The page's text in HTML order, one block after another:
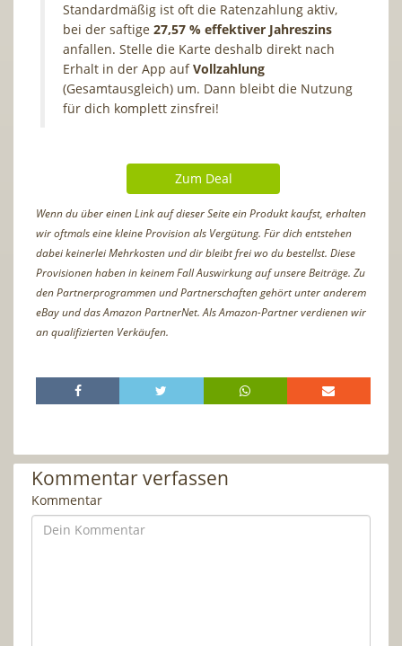
Standardmäßig ist oft die Ratenzahlung aktiv,
bei der saftige 27,57 % effektiver Jahreszins
anfallen. Stelle die Karte deshalb direkt nach
Erhalt in der App aufVollzahlung
(Gesamtausgleich) um. Dann bleibt die Nutzung
für dich komplett zinsfrei!
Zum Deal
Wenn du über einen Link auf dieser Seite ein Produkt kaufst, erhalten
wir oftmals eine kleine Provision als Vergütung. Für dich entstehen
dabei keinerlei Mehrkosten und dir bleibt frei wo du bestellst. Diese
Provisionen haben in keinem Fall Auswirkung auf unsere Beiträge. Zu
den Partnerprogrammen und Partnerschaften gehört unter anderem
eBay und das Amazon PartnerNet. Als Amazon-Partner verdienen wir
an qualifizierten Verkäufen.
Kommentar verfassen
Kommentar